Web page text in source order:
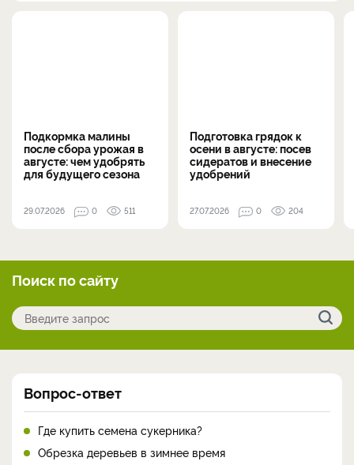
Подкормка малины
после сбора урожая в
августе: чем удобрять
для будущего сезона
29.07.2026 0 511
Подготовка грядок к
осени в августе: посев
сидератов и внесение
удобрений
27.07.2026 0 204
Поиск по сайту
Вопрос-ответ
Где купить семена сукерника?
Обрезка деревьев в зимнее время